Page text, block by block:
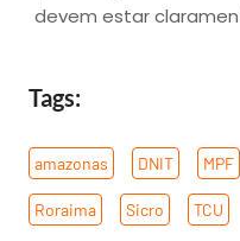
devem estar
Tags:
amazonas DNIT MPF
Roraima Sicro TCU